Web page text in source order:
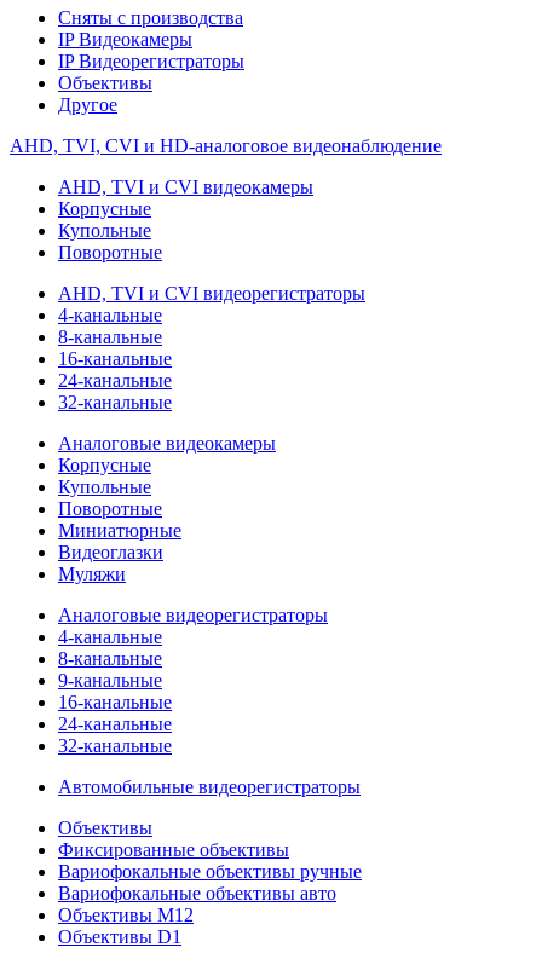
Сняты с производства
IP Видеокамеры
IP Видеорегистраторы
Объективы
Другое
AHD, TVI, CVI и HD-аналоговое видеонаблюдение
AHD, TVI и CVI видеокамеры
Корпусные
Купольные
Поворотные
AHD, TVI и CVI видеорегистраторы
4-канальные
8-канальные
16-канальные
24-канальные
32-канальные
Аналоговые видеокамеры
Корпусные
Купольные
Поворотные
Миниатюрные
Видеоглазки
Муляжи
Аналоговые видеорегистраторы
4-канальные
8-канальные
9-канальные
16-канальные
24-канальные
32-канальные
Автомобильные видеорегистраторы
Объективы
Фиксированные объективы
Вариофокальные объективы ручные
Вариофокальные объективы авто
Объективы M12
Объективы D1